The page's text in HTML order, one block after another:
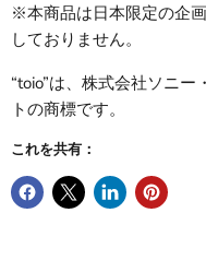
※本商品は日本限定の企
しておりません。
“toio”は、株式会社ソニ
トの商標です。
これを共有：